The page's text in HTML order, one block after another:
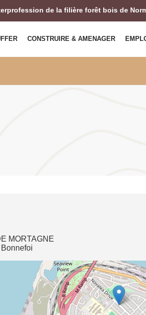
de la filière forêt bois de
CONSTRUIRE & AMENAGER
MORTAGNE